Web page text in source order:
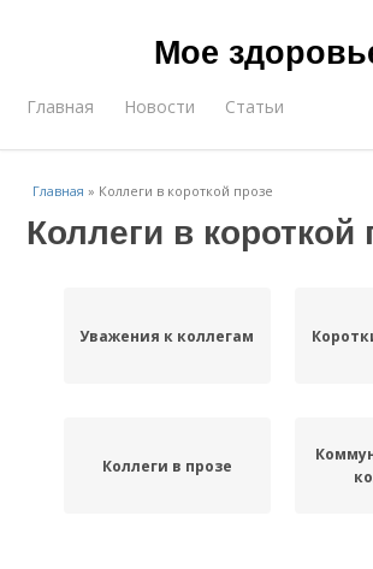
Мое
Главная Новости Статьи
Главная » Коллеги в короткой прозе
Коллеги в короткой
Уважения к коллегам
Коллеги в прозе